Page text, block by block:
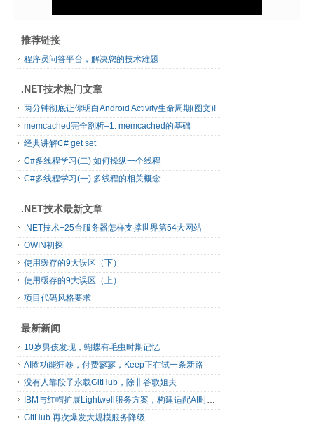
推荐链接
程序员问答平台，解决您的技术难题
.NET技术热门文章
两分钟彻底让你明白Android Activity生命周期(图文)!
memcached完全剖析–1. memcached的基础
经典讲解C# get set
C#多线程学习(二) 如何操纵一个线程
C#多线程学习(一) 多线程的相关概念
.NET技术最新文章
.NET技术+25台服务器怎样支撑世界第54大网站
OWIN初探
使用缓存的9大误区（下）
使用缓存的9大误区（上）
项目代码风格要求
最新新闻
10岁男孩发现，蝴蝶有毛虫时期记忆
AI圈功能狂卷，付费寥寥，Keep正在试一条新路
没有人靠段子永载GitHub，除非谷歌姐夫
IBM与红帽扩展Lightwell服务方案，构建适配AI时代开源生态的可信基础设施
GitHub 再次爆发大规模服务降级